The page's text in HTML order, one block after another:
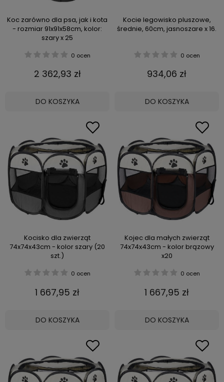
Koc zarówno dla psa, jak i kota
- rozmiar 91x91x58cm, kolor:
szary x 25
0 ocen
2 362,93 zł
DO KOSZYKA
Kocie legowisko pluszowe,
średnie, 60cm, jasnoszare x 16.
0 ocen
934,06 zł
DO KOSZYKA
Kocisko dla zwierząt
74x74x43cm - kolor szary (20
szt.)
0 ocen
1 667,95 zł
DO KOSZYKA
Kojec dla małych zwierząt
74x74x43cm - kolor brązowy
x20
0 ocen
1 667,95 zł
DO KOSZYKA